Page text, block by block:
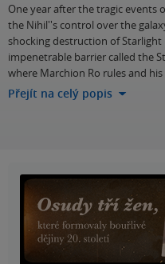
One year after the tragic events
the Nihil''s control over the
shocking destruction of Starlight
impenetrable barrier called the
where Marchion Ro rules and his
Přejít na celý popis